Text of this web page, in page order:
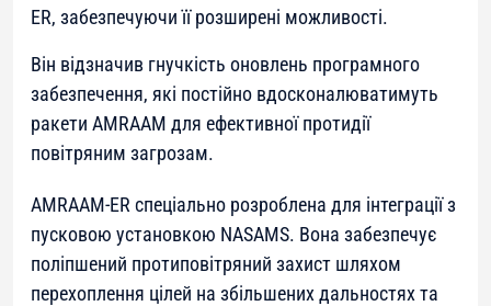
ER, забезпечуючи її розширені можливості.
Він відзначив гнучкість оновлень програмного
забезпечення, які постійно вдосконалюватимуть
ракети AMRAAM для ефективної протидії
повітряним загрозам.
АMRAAM-ER спеціально розроблена для інтеграції з
пусковою установкою NASAMS. Вона забезпечує
поліпшений протиповітряний захист шляхом
перехоплення цілей на збільшених дальностях та